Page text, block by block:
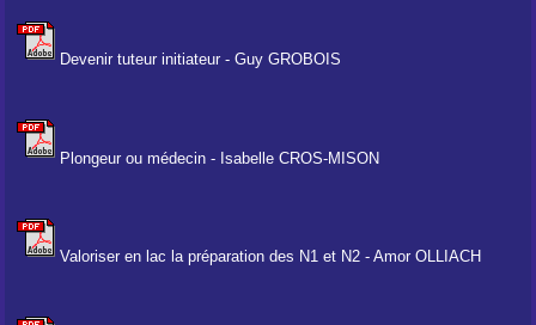
Devenir tuteur initiateur - Guy GROBOIS
Plongeur ou médecin - Isabelle CROS-MISON
Valoriser en lac la préparation des N1 et N2 - Amor OLLIACH